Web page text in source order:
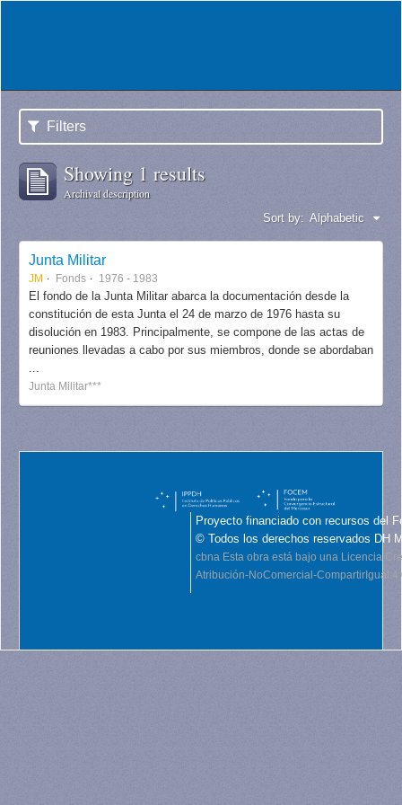
Filters
Showing 1 results
Archival description
Sort by: Alphabetic
Junta Militar
JM Fonds 1976 - 1983
El fondo de la Junta Militar abarca la documentación desde la
constitución de esta Junta el 24 de marzo de 1976 hasta su
disolución en 1983. Principalmente, se compone de las actas de
reuniones llevadas a cabo por sus miembros, donde se abordaban
...
Junta Militar***
Proyecto financiado con recursos del
© Todos los derechos reservados DH
cbna Esta obra está bajo una Licencia
Atribución-NoComercial-CompartirIgual